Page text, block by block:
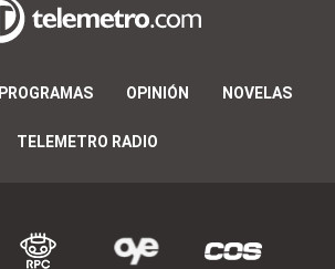
PROGRAMAS OPINIÓN NOVELAS
TELEMETRO RADIO